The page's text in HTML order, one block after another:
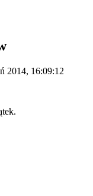
2014, 16:09:12